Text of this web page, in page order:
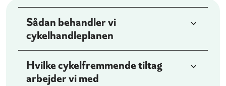
Sådan behandler vi
cykelhandleplanen
Hvilke cykelfremmende tiltag
arbejder vi med